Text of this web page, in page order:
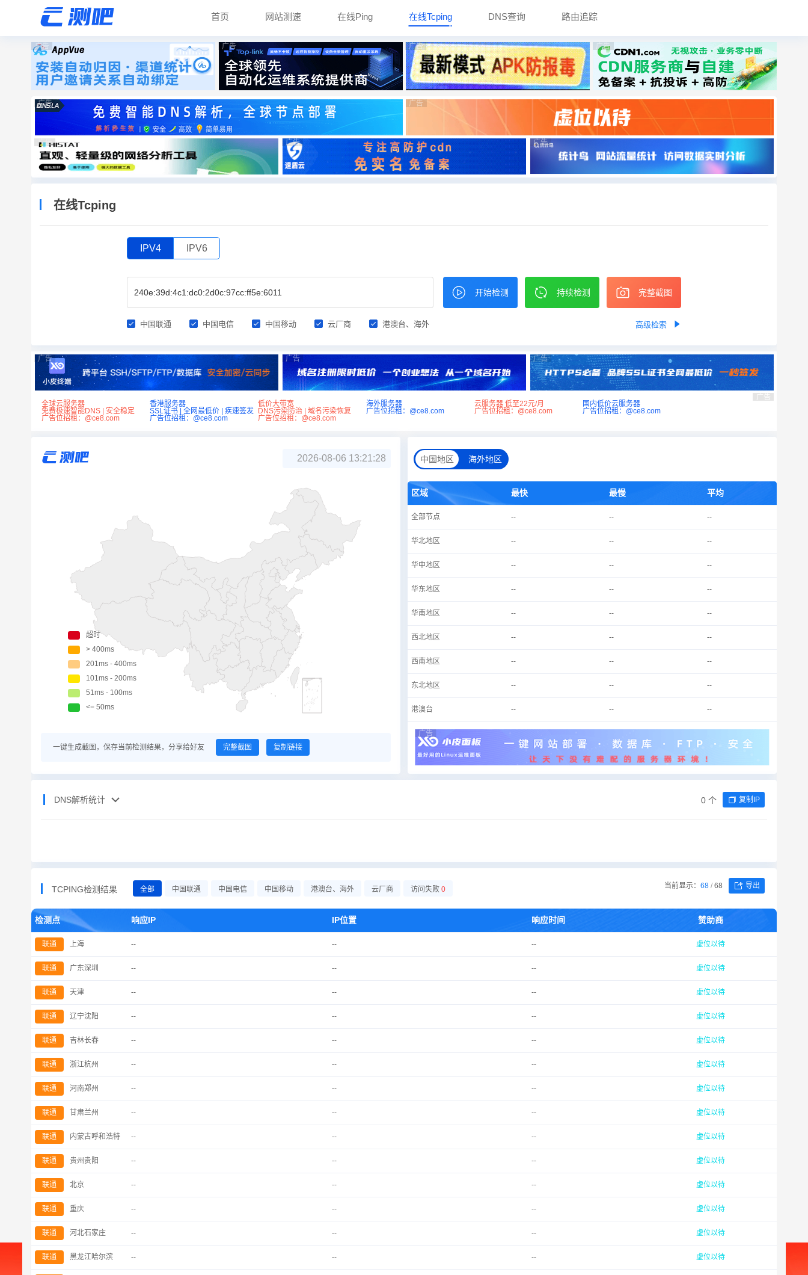
首页 网站测速 在线Ping 在线Tcping DNS查询 路由追踪
广告 广告 广告 广告
广告 广告
广告 广告 广告
在线Tcping
IPV4 IPV6
开始检测 持续检测 完整截图
中国联通 中国电信 中国移动 云厂商 港澳台、海外 高级检索
广告 广告 广告
广告
全球云服务器 香港服务器 低价大带宽 海外服务器 云服务器 低至22元/月
国内低价云服务器
免费极速智能DNS | 安全稳定
SSL证书 | 全网最低价 | 疾速签发 DNS污染防治 | 域名污染恢复 广告位招租：@ce8.com 广告位招租：@ce8.com
广告位招租：@ce8.com
广告位招租：@ce8.com
广告位招租：@ce8.com 广告位招租：@ce8.com
2026-08-06 13:21:28
一键生成截图，保存当前检测结果，分享给好友 完整截图 复制链接
中国地区 海外地区
区域 最快 最慢 平均
全部节点 -- -- --
华北地区 -- -- --
华中地区 -- -- --
华东地区 -- -- --
华南地区 -- -- --
西北地区 -- -- --
西南地区 -- -- --
东北地区 -- -- --
港澳台 -- -- --
广告
DNS解析统计 0 个 复制IP
TCPING检测结果 全部 中国联通 中国电信 中国移动 港澳台、海外 云厂商 访问失败 0 当前显示： 68 / 68 导出
检测点 响应IP IP位置 响应时间 赞助商
联通 上海 -- -- -- 虚位以待
联通 广东深圳 -- -- -- 虚位以待
联通 天津 -- -- -- 虚位以待
联通 辽宁沈阳 -- -- -- 虚位以待
联通 吉林长春 -- -- -- 虚位以待
联通 浙江杭州 -- -- -- 虚位以待
联通 河南郑州 -- -- -- 虚位以待
联通 甘肃兰州 -- -- -- 虚位以待
联通 内蒙古呼和浩特 -- -- -- 虚位以待
联通 贵州贵阳 -- -- -- 虚位以待
联通 北京 -- -- -- 虚位以待
联通 重庆 -- -- -- 虚位以待
联通 河北石家庄 -- -- -- 虚位以待
联通 黑龙江哈尔滨 -- -- -- 虚位以待